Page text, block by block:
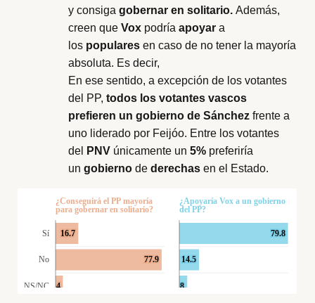
y consigagobernar en solitario. Además,
creen queVox podríaapoyar a
los populares en caso de no tener la mayoría
absoluta. Es decir,
En ese sentido, a excepción de los votantes
del PP,todos los votantes vascos
prefieren un gobierno de Sánchez frente a
uno liderado por Feijóo. Entre los votantes
del
PNV únicamente un5% preferiría
ungobierno dederechas en el Estado.